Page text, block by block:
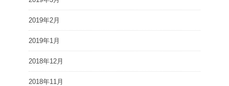
2019年2月
2019年1月
2018年12月
2018年11月